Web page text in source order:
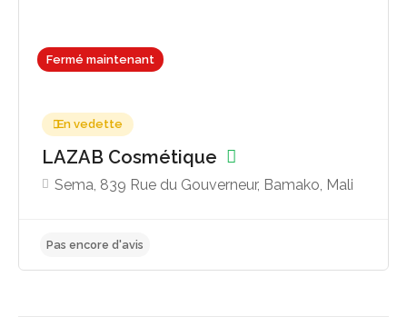
Fermé maintenant
En vedette
LAZAB Cosmétique
Sema, 839 Rue du Gouverneur, Bamako, Mali